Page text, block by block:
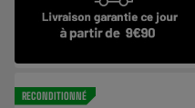
RECONDITIONNÉ